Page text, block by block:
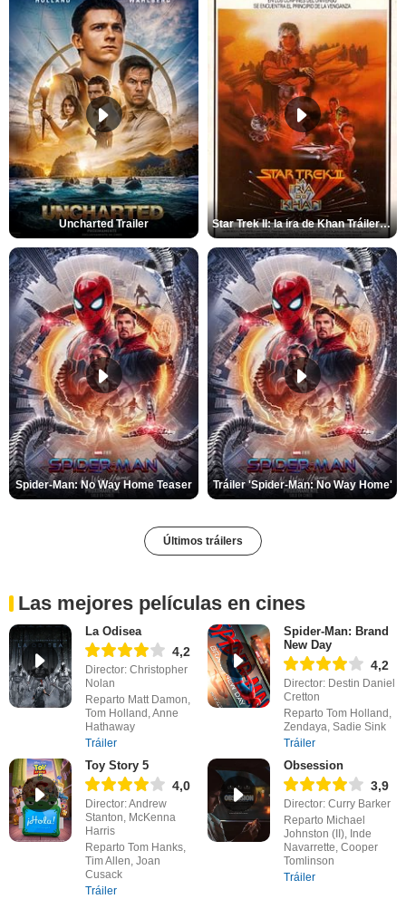
Uncharted Trailer Star Trek II: la ira de Khan Tráiler VO
Spider-Man: No Way Home Teaser Tráiler 'Spider-Man: No Way Home'
Últimos tráilers
Las mejores películas en cines
La Odisea
4,2
Director: Christopher
Nolan
Reparto Matt Damon,
Tom Holland, Anne
Hathaway
Tráiler
Spider-Man: Brand
New Day
4,2
Director: Destin Daniel
Cretton
Reparto Tom Holland,
Zendaya, Sadie Sink
Tráiler
Toy Story 5
4,0
Director: Andrew
Stanton, McKenna
Harris
Reparto Tom Hanks,
Tim Allen, Joan
Cusack
Tráiler
Obsession
3,9
Director: Curry Barker
Reparto Michael
Johnston (II), Inde
Navarrette, Cooper
Tomlinson
Tráiler